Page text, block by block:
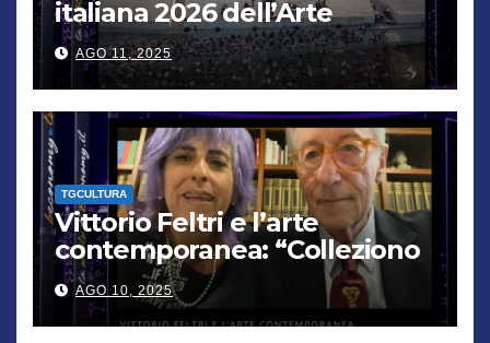
italiana 2026 dell’Arte
contemporanea”
AGO 11, 2025
TGCULTURA
Vittorio Feltri e l’arte
contemporanea: “Colleziono
De Chirico. Cattelan? Un
genio”
AGO 10, 2025